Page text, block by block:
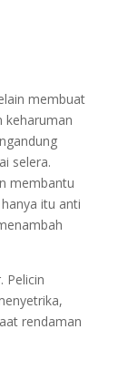
membuat
keharuman
selera.
membantu
itu anti
Pelicin
rendaman